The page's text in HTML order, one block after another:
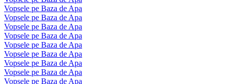
Vopsele pe Baza de Apa
Vopsele pe Baza de Apa
Vopsele pe Baza de Apa
Vopsele pe Baza de Apa
Vopsele pe Baza de Apa
Vopsele pe Baza de Apa
Vopsele pe Baza de Apa
Vopsele pe Baza de Apa
Vopsele pe Baza de Apa